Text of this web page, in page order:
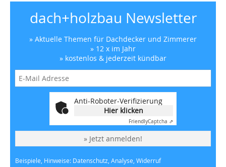
dach+holzbau Newsletter
» Aktuelle Themen für Dachdecker und Zimmerer
» 12 x im Jahr
» kostenlos & jederzeit kündbar
Anti-Roboter-Verifizierung
Hier klicken
FriendlyCaptcha ⇗
» Jetzt anmelden!
Beispiele, Hinweise: Datenschutz, Analyse, Widerruf